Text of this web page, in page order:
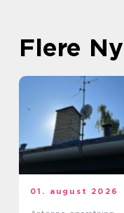
Flere
01. august 2026